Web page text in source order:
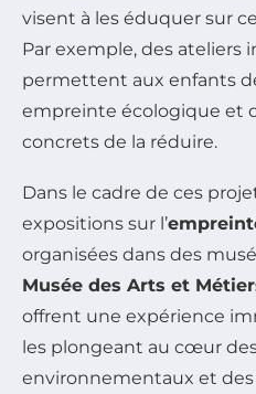
visent à les éduquer sur
Par exemple, des ateliers
permettent aux enfants
empreinte écologique et
concrets de la réduire.
Dans le cadre de ces
expositions sur l’
organisées dans des
Musée des Arts et
offrent une expérience
les plongeant au cœur
environnementaux et des